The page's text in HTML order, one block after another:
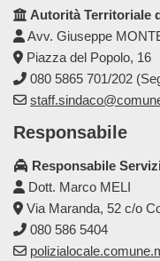
Autorità Territoriale
Avv. Giuseppe
Piazza del Popolo, 16
080 5865 701/202
Responsabile
Responsabile
Dott. Marco MELI
Via Maranda, 52 c/o
080 586 5404